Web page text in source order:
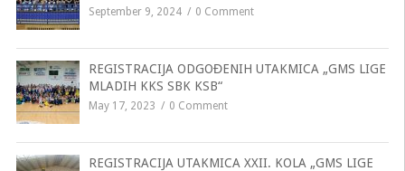
September 9, 2024 0 Comment
REGISTRACIJA ODGOĐENIH UTAKMICA „GMS LIGE
MLADIH KKS SBK KSB“
May 17, 2023 0 Comment
REGISTRACIJA UTAKMICA XXII. KOLA „GMS LIGE